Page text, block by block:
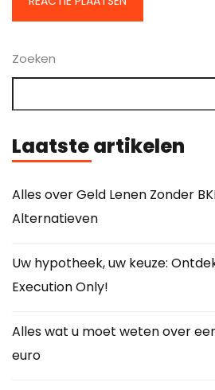
Zoeken
Laatste artikelen
Alles over Geld Lenen Zonder
Alternatieven
Uw hypotheek, uw keuze:
Execution Only!
Alles wat u moet weten over
euro